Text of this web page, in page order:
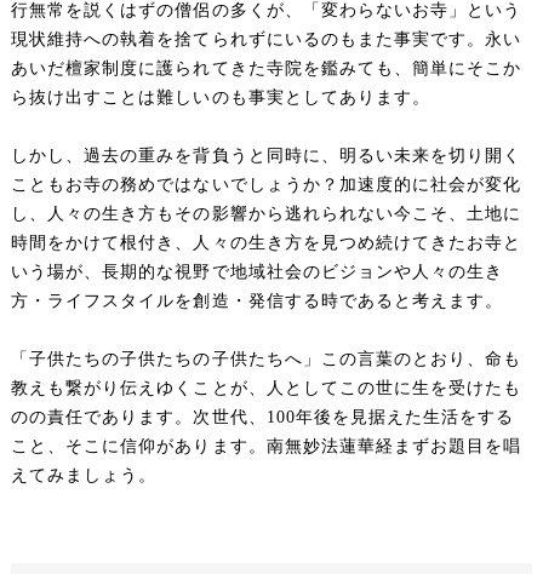
行無常を説くはずの僧侶の多くが、「変わらないお寺」という
現状維持への執着を捨てられずにいるのもまた事実です。永い
あいだ檀家制度に護られてきた寺院を鑑みても、簡単にそこか
ら抜け出すことは難しいのも事実としてあります。
しかし、過去の重みを背負うと同時に、明るい未来を切り開く
こともお寺の務めではないでしょうか？加速度的に社会が変化
し、人々の生き方もその影響から逃れられない今こそ、土地に
時間をかけて根付き、人々の生き方を見つめ続けてきたお寺と
いう場が、長期的な視野で地域社会のビジョンや人々の生き
方・ライフスタイルを創造・発信する時であると考えます。
「子供たちの子供たちの子供たちへ」この言葉のとおり、命も
教えも繋がり伝えゆくことが、人としてこの世に生を受けたも
のの責任であります。次世代、100年後を見据えた生活をする
こと、そこに信仰があります。南無妙法蓮華経まずお題目を唱
えてみましょう。